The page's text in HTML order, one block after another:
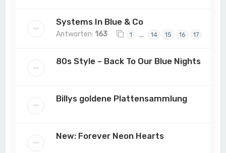
Systems In Blue & Co
Antworten: 163 1 … 14 15 16 17
80s Style – Back To Our Blue Nights
Billys goldene Plattensammlung
New: Forever Neon Hearts